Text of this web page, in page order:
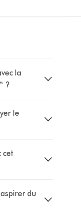
la
?
le
cet
du